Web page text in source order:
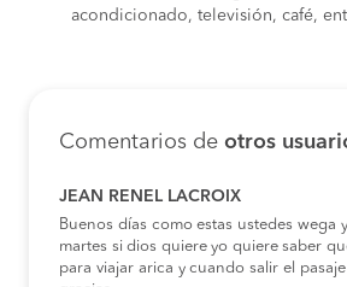
acondicionado, televisión, café,
Comentarios de otros
JEAN RENEL LACROIX
Buenos días como estas ustedes wega
martes si dios quiere yo quiere saber
para viajar arica y cuando salir el